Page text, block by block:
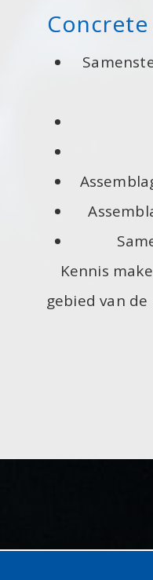
Kennis
gebied van